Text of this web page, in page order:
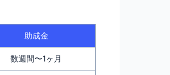
助成金
数週間〜1ヶ月